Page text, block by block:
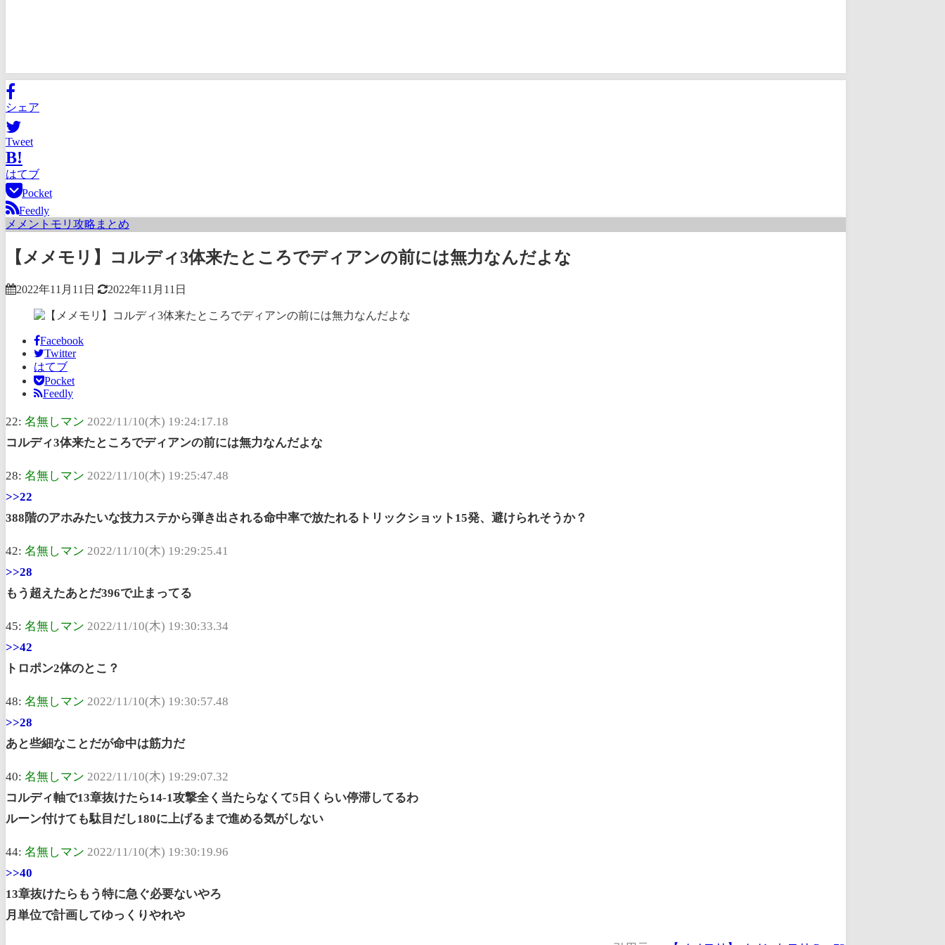
シェア
Tweet
B!
はてブ
Pocket
Feedly
メメントモリ攻略まとめ
【メメモリ】コルディ3体来たところでディアンの前には無力なんだよな
2022年11月11日 2022年11月11日
Facebook
Twitter
はてブ
Pocket
Feedly
22: 名無しマン 2022/11/10(木) 19:24:17.18
コルディ3体来たところでディアンの前には無力なんだよな
28: 名無しマン 2022/11/10(木) 19:25:47.48
>>22
388階のアホみたいな技力ステから弾き出される命中率で放たれるトリックショット15発、避けられそうか？
42: 名無しマン 2022/11/10(木) 19:29:25.41
>>28
もう超えたあとだ396で止まってる
45: 名無しマン 2022/11/10(木) 19:30:33.34
>>42
トロポン2体のとこ？
48: 名無しマン 2022/11/10(木) 19:30:57.48
>>28
あと些細なことだが命中は筋力だ
40: 名無しマン 2022/11/10(木) 19:29:07.32
コルディ軸で13章抜けたら14-1攻撃全く当たらなくて5日くらい停滞してるわ
ルーン付けても駄目だし180に上げるまで進める気がしない
44: 名無しマン 2022/11/10(木) 19:30:19.96
>>40
13章抜けたらもう特に急ぐ必要ないやろ
月単位で計画してゆっくりやれや